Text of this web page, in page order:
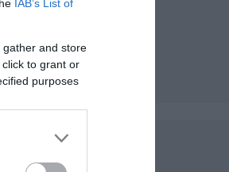
IAB’s List of
gather and store
to grant or
purposes